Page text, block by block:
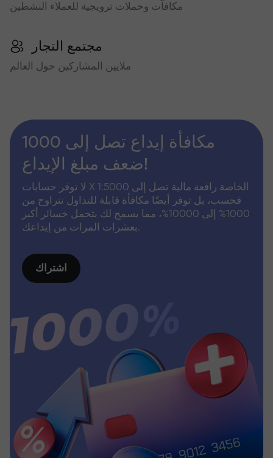
مكافآت وحملات ترويجية للعملاء النشطين
مجتمع التجار
ملايين المشاركين حول العالم
مكافأة إيداع تصل إلى 1000
ضعف مبلغ الإيداع!
لا توفر حسابات X الخاصة رافعة مالية تصل إلى 1:5000
فحسب، بل توفر أيضًا مكافأة قابلة للتداول تتراوح من
1000% إلى 10000%، مما يسمح لك بتحمل خسائر أكبر
بعشرات المرات من إيداعك.
اشتراك